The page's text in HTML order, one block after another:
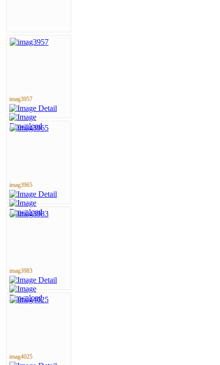
imag3957
imag3965
imag3983
imag4025